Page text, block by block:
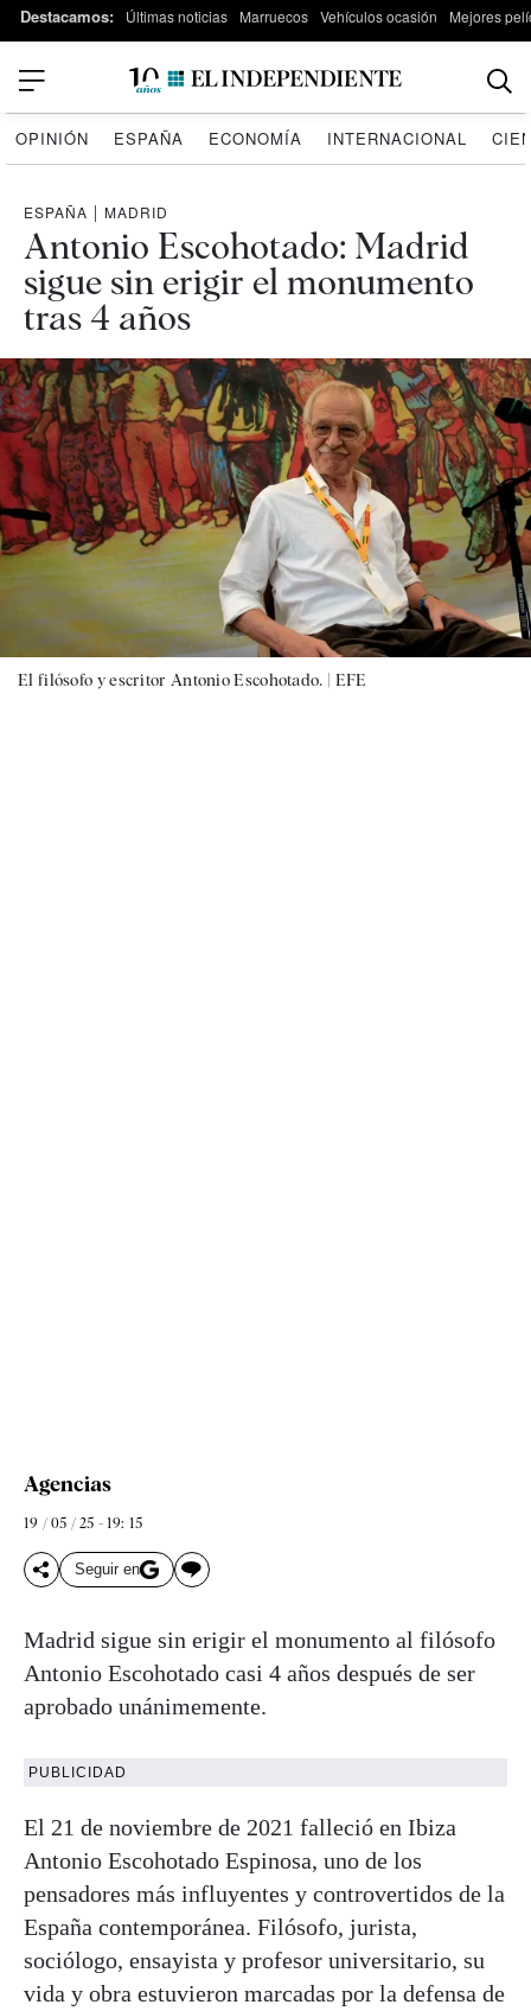
Destacamos: Últimas noticias Marruecos Vehículos ocasión Mejores
OPINIÓN ESPAÑA ECONOMÍA INTERNACIONAL
ESPAÑA | MADRID
Antonio Escohotado: Madrid
sigue sin erigir el monumento
tras 4 años
El filósofo y escritor Antonio Escohotado. | EFE
Agencias
19 / 05 / 25 - 19: 15
Seguir en
Madrid sigue sin erigir el monumento al filósofo
Antonio Escohotado casi 4 años después de ser
aprobado unánimemente.
PUBLICIDAD
El 21 de noviembre de 2021 falleció en Ibiza
Antonio Escohotado Espinosa, uno de los
pensadores más influyentes y controvertidos de la
España contemporánea. Filósofo, jurista,
sociólogo, ensayista y profesor universitario, su
vida y obra estuvieron marcadas por la defensa de